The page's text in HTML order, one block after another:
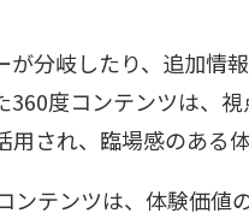
分岐したり、追加情
360度コンテンツは、
され、臨場感のある
ンテンツは、体験価